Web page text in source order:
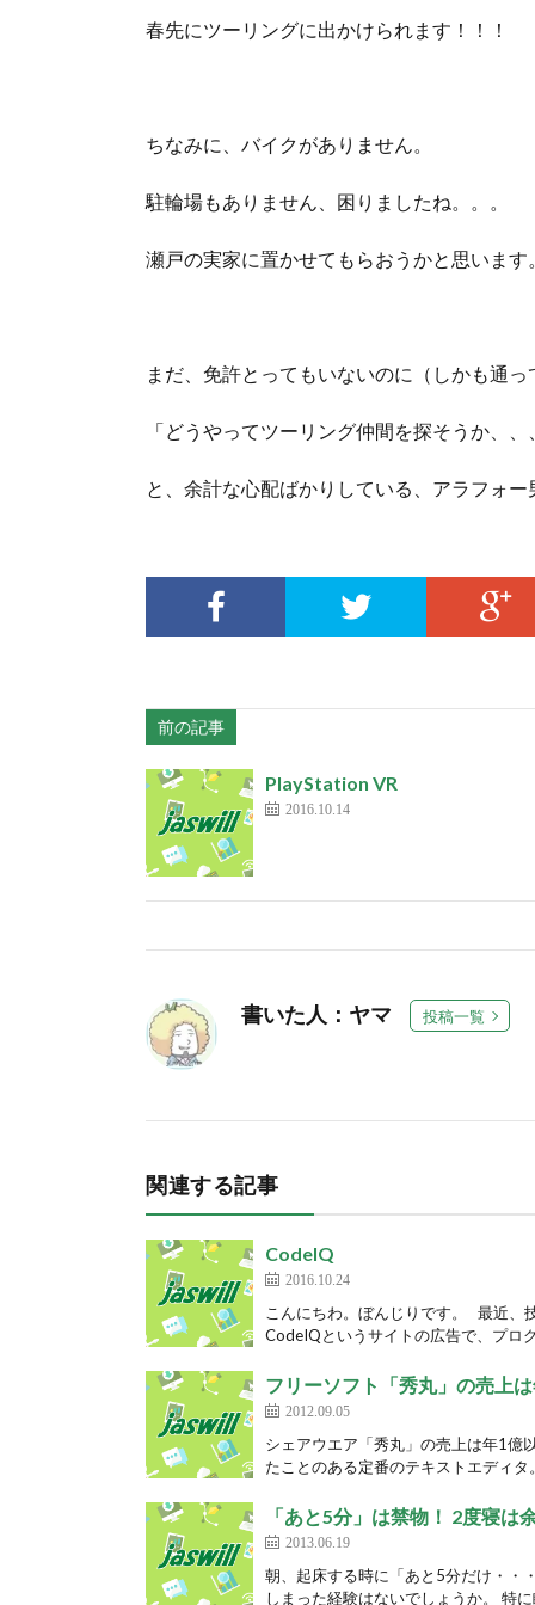
春先にツーリングに出かけられます！！！
ちなみに、バイクがありません。
駐輪場もありません、困りましたね。。。
瀬戸の実家に置かせてもらおうかと思います
まだ、免許とってもいないのに（しかも通
「どうやってツーリング仲間を探そうか、、
と、余計な心配ばかりしている、アラフォー
前の記事
PlayStation VR
2016.10.14
書いた人：ヤマ 投稿一覧
関連する記事
CodeIQ
2016.10.24
こんにちわ。ぼんじりです。 最近、
CodeIQというサイトの広告で、プロ
フリーソフト「秀丸」の売上
2012.09.05
シェアウエア「秀丸」の売上は年1
たことのある定番のテキストエディ
「あと5分」は禁物！ 2度寝は
2013.06.19
朝、起床する時に「あと5分だけ・・
しまった経験はないでしょうか。 特